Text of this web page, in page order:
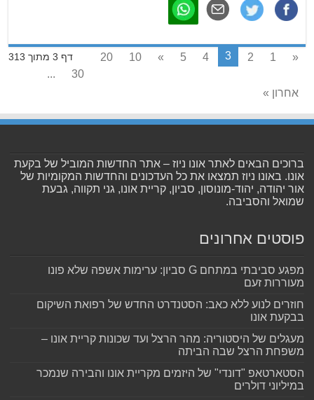
דף 3 מתוך 313 «
1
2
3
4
5
»
10
20
30
...
אחרון »
ברוכים הבאים לאתר אונו ניוז – אתר החדשות המוביל של בקעת
אונו. באונו ניוז תמצאו את כל העדכונים והחדשות המקומיות של
אור יהודה, יהוד-מונוסון, סביון, קריית אונו, גני תקווה, גבעת
שמואל והסביבה.
פוסטים אחרונים
מפגע סביבתי במתחם G סביון: ערימות אשפה שלא פונו
מעוררות זעם
חוזרים לנוע ללא כאב: הסטנדרט החדש של רפואת השיקום
בבקעת אונו
מעגלים של היסטוריה: מהר הרצל ועד שכונות קריית אונו –
משפחת הרצל שבה הביתה
הסטארטאפ "דונדי" של היזמים מקריית אונו והבירה שנמכר
במיליוני דולרים